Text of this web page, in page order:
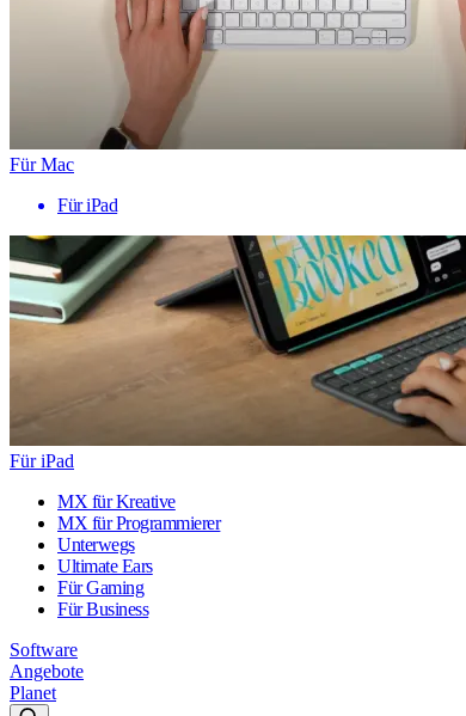
Für Mac
Für iPad
Für iPad
MX für Kreative
MX für Programmierer
Unterwegs
Ultimate Ears
Für Gaming
Für Business
Software
Angebote
Planet